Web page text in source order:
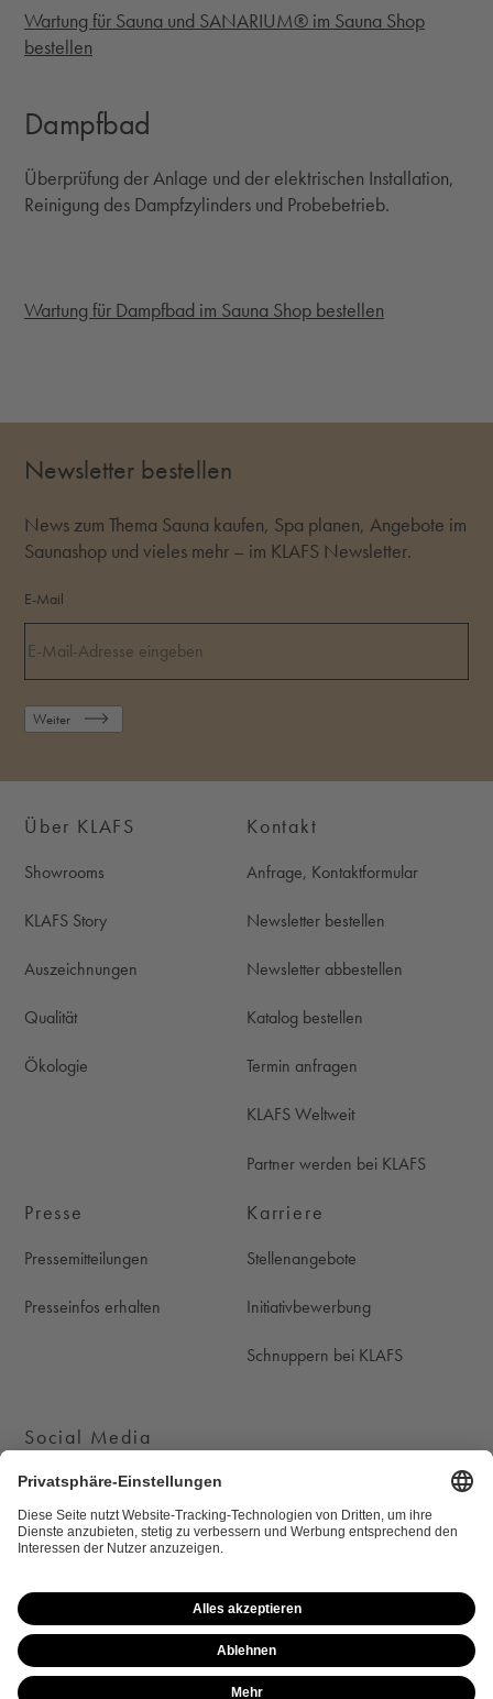
Wartung für Sauna und SANARIUM® im Sauna Shop
bestellen
Dampfbad
Überprüfung der Anlage und der elektrischen Installation,
Reinigung des Dampfzylinders und Probebetrieb.
Wartung für Dampfbad im Sauna Shop bestellen
Newsletter bestellen
News zum Thema Sauna kaufen, Spa planen, Angebote im
Saunashop und vieles mehr – im KLAFS Newsletter.
E-Mail
Weiter
Über KLAFS
Showrooms
KLAFS Story
Auszeichnungen
Qualität
Ökologie
Kontakt
Anfrage, Kontaktformular
Newsletter bestellen
Newsletter abbestellen
Katalog bestellen
Termin anfragen
KLAFS Weltweit
Partner werden bei KLAFS
Presse
Pressemitteilungen
Presseinfos erhalten
Karriere
Stellenangebote
Initiativbewerbung
Schnuppern bei KLAFS
Social Media
KLAFS auf Instagram
KLAFS auf Youtube
KLAFS auf Pinterest
KLAFS auf Facebook
Newsletter Datenschutz